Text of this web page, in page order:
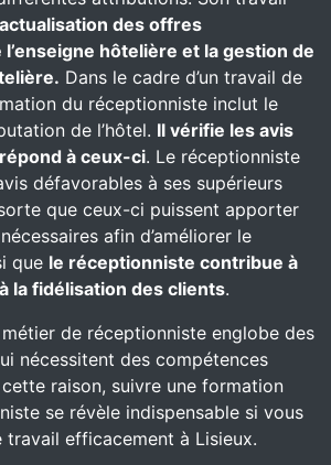
des offres
hôtelière et la gestion de
Dans le cadre d’un travail de
du réceptionniste inclut le
de l’hôtel. Il vérifie les avis
à ceux-ci. Le réceptionniste
défavorables à ses supérieurs
que ceux-ci puissent apporter
afin d’améliorer le
que le réceptionniste contribue à
la fidélisation des clients.
de réceptionniste englobe des
nécessitent des compétences
raison, suivre une formation
se révèle indispensable si vous
travail efficacement à Lisieux.